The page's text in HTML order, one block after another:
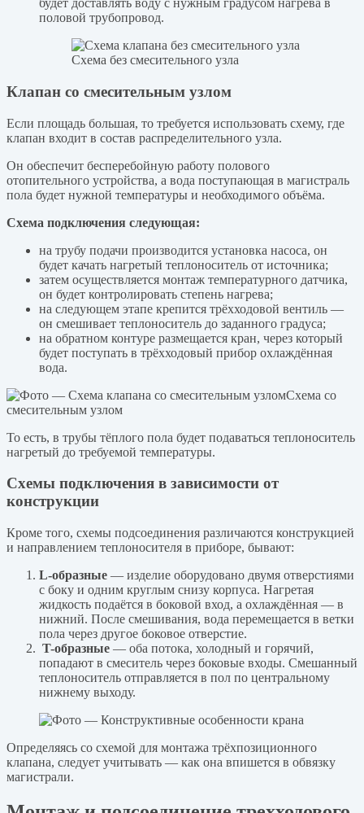
будет доставлять воду с нужным градусом нагрева в
половой трубопровод.
Схема без смесительного узла
Клапан со смесительным узлом
Если площадь большая, то требуется использовать схему, где
клапан входит в состав распределительного узла.
Он обеспечит бесперебойную работу полового
отопительного устройства, а вода поступающая в магистраль
пола будет нужной температуры и необходимого объёма.
Схема подключения следующая:
на трубу подачи производится установка насоса, он
будет качать нагретый теплоноситель от источника;
затем осуществляется монтаж температурного датчика,
он будет контролировать степень нагрева;
на следующем этапе крепится трёхходовой вентиль —
он смешивает теплоноситель до заданного градуса;
на обратном контуре размещается кран, через который
будет поступать в трёхходовый прибор охлаждённая
вода.
Схема со
смесительным узлом
То есть, в трубы тёплого пола будет подаваться теплоноситель
нагретый до требуемой температуры.
Схемы подключения в зависимости от
конструкции
Кроме того, схемы подсоединения различаются конструкцией
и направлением теплоносителя в приборе, бывают:
L-образные — изделие оборудовано двумя отверстиями
с боку и одним круглым снизу корпуса. Нагретая
жидкость подаётся в боковой вход, а охлаждённая — в
нижний. После смешивания, вода перемещается в ветки
пола через другое боковое отверстие.
T-образные — оба потока, холодный и горячий,
попадают в смеситель через боковые входы. Смешанный
теплоноситель отправляется в пол по центральному
нижнему выходу.
Определяясь со схемой для монтажа трёхпозиционного
клапана, следует учитывать — как она впишется в обвязку
магистрали.